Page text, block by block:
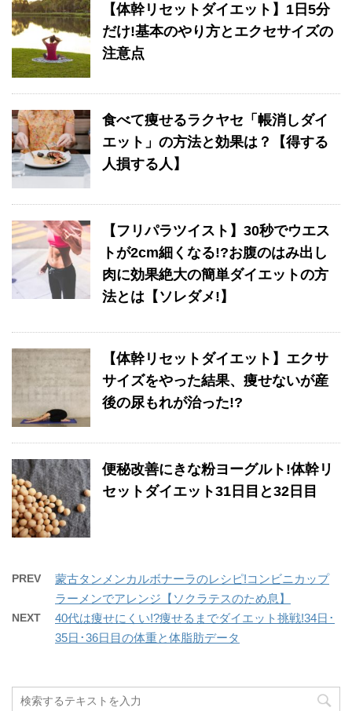
【体幹リセットダイエット】1日5分
だけ!基本のやり方とエクセサイズの
注意点
食べて痩せるラクヤセ「帳消しダイ
エット」の方法と効果は？【得する
人損する人】
【フリパラツイスト】30秒でウエス
トが2cm細くなる!?お腹のはみ出し
肉に効果絶大の簡単ダイエットの方
法とは【ソレダメ!】
【体幹リセットダイエット】エクサ
サイズをやった結果、痩せないが産
後の尿もれが治った!?
便秘改善にきな粉ヨーグルト!体幹リ
セットダイエット31日目と32日目
PREV
蒙古タンメンカルボナーラのレシピ!コンビニカップ
ラーメンでアレンジ【ソクラテスのため息】
NEXT
40代は痩せにくい!?痩せるまでダイエット挑戦!34日･
35日･36日目の体重と体脂肪データ